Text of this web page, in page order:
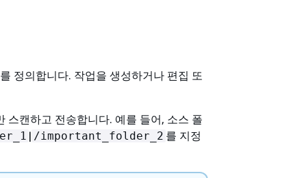
정의합니다. 작업을 생성하거나 편집 또
스캔하고 전송합니다. 예를 들어, 소스 폴
| /important_folder_2 를 지정